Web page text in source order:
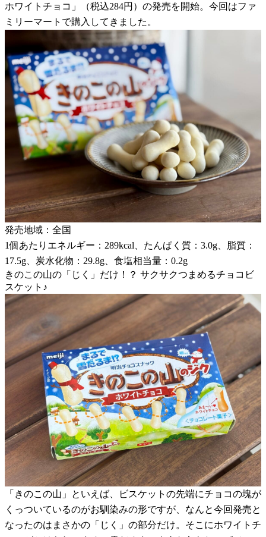
ホワイトチョコ」（税込284円）の発売を開始。今回はファ
ミリーマートで購入してきました。
発売地域：全国
1個あたりエネルギー：289kcal、たんぱく質：3.0g、脂質：
17.5g、炭水化物：29.8g、食塩相当量：0.2g
きのこの山の「じく」だけ！？ サクサクつまめるチョコビ
スケット♪
「きのこの山」といえば、ビスケットの先端にチョコの塊が
くっついているのがお馴染みの形ですが、なんと今回発売と
なったのはまさかの「じく」の部分だけ。そこにホワイトチ